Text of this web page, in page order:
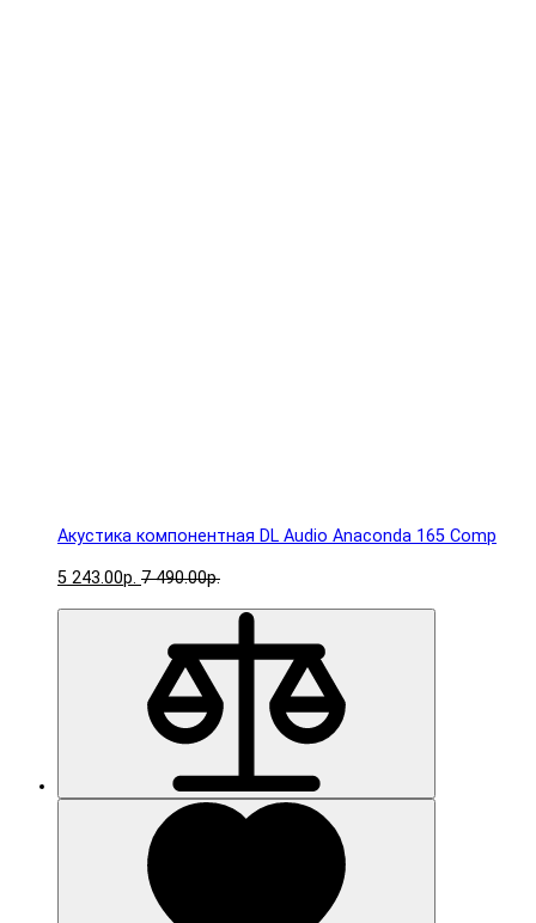
Акустика компонентная DL Audio Anaconda 165 Comp
5 243.00р. 7 490.00р.